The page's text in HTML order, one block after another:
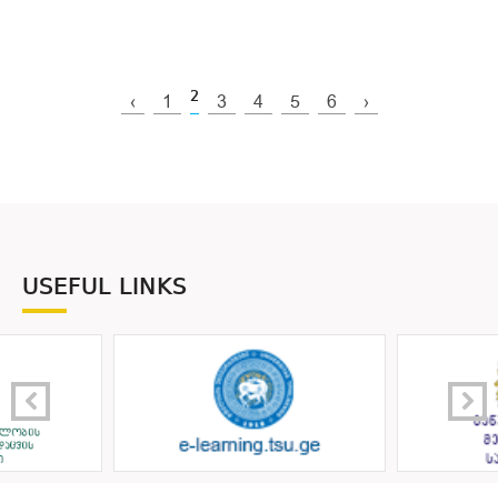
‹ 1 2 3 4 5 6 ›
USEFUL LINKS